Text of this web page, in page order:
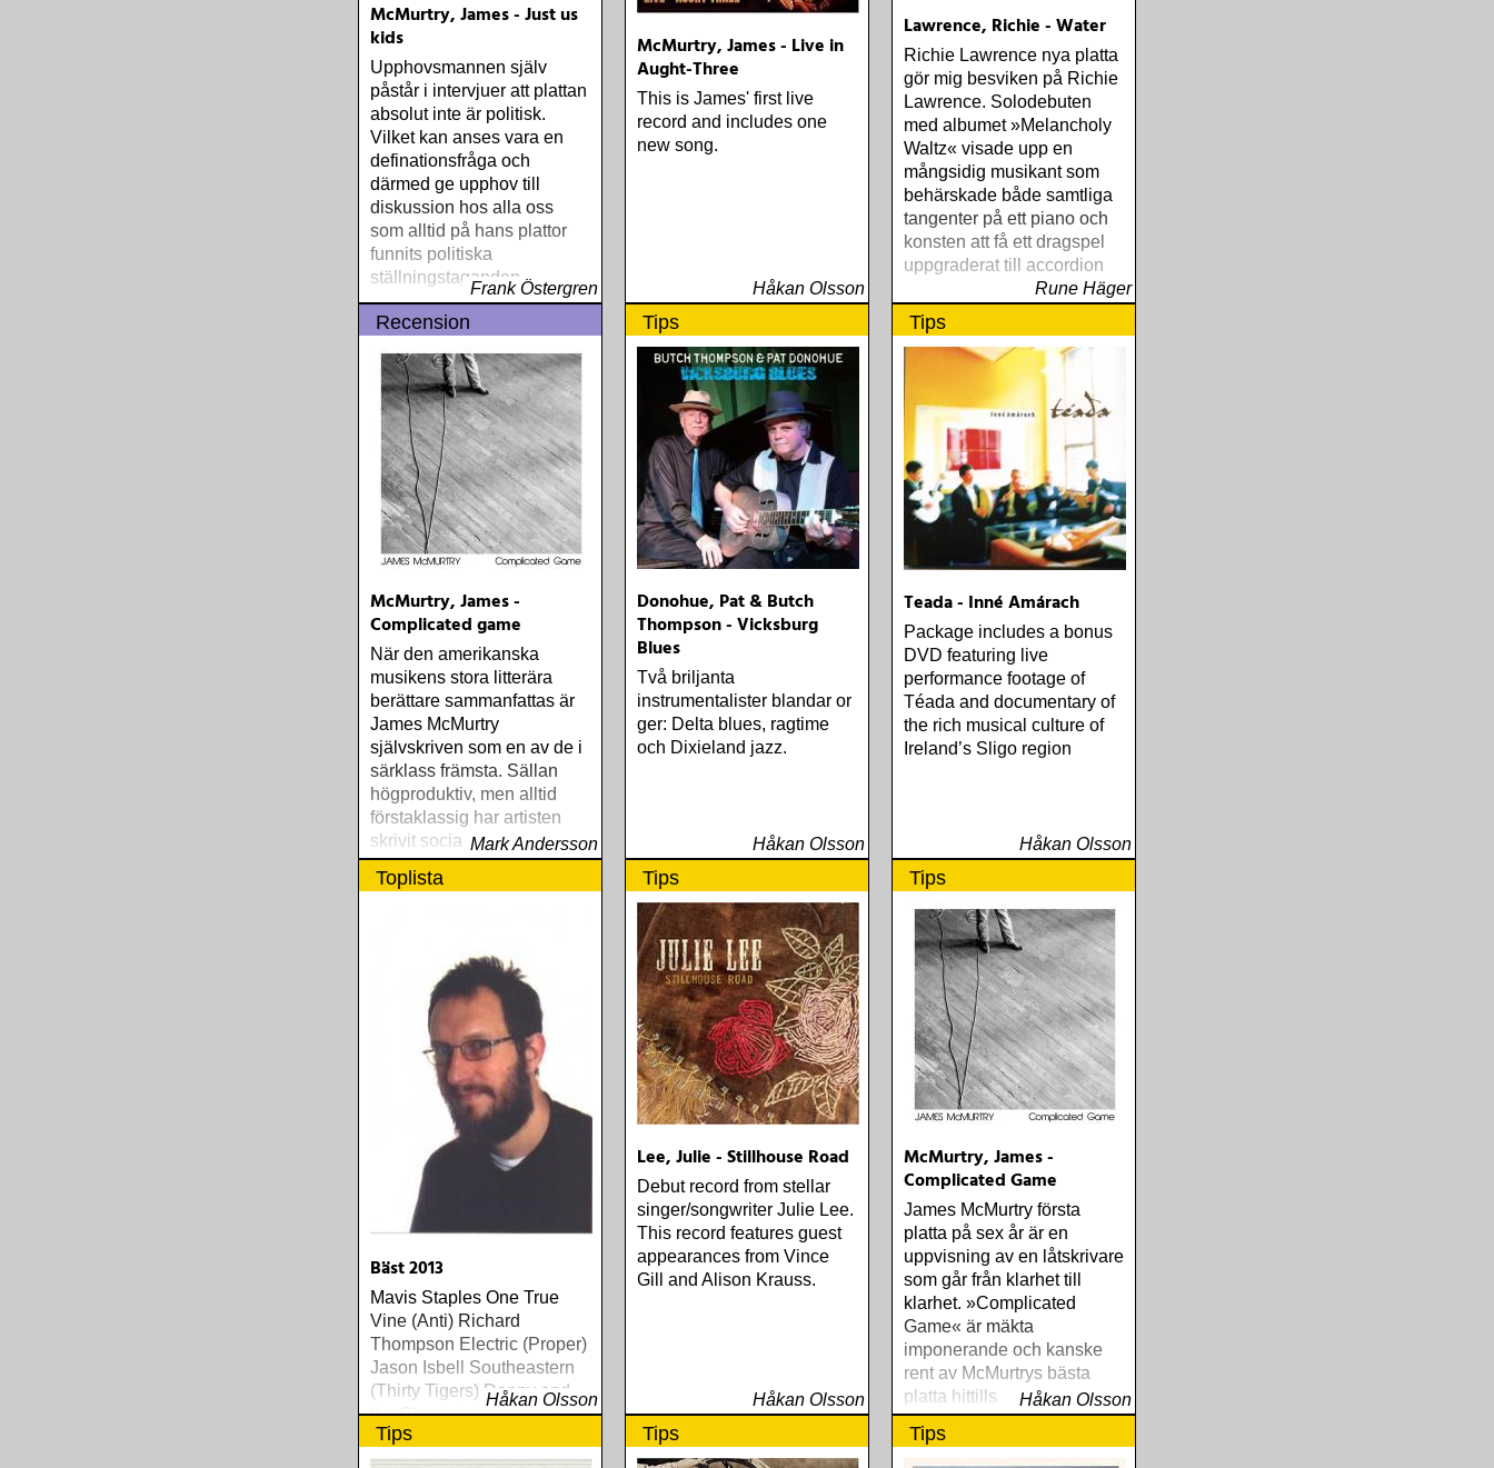
McMurtry, James - Just us
kids
Upphovsmannen själv
påstår i intervjuer att plattan
absolut inte är politisk.
Vilket kan anses vara en
definationsfråga och
därmed ge upphov till
diskussion hos alla oss
som alltid på hans plattor
funnits politiska
ställningstaganden
Frank Östergren
McMurtry, James - Live in
Aught-Three
This is James' first live
record and includes one
new song.
Håkan Olsson
Lawrence, Richie - Water
Richie Lawrence nya platta
gör mig besviken på Richie
Lawrence. Solodebuten
med albumet »Melancholy
Waltz« visade upp en
mångsidig musikant som
behärskade både samtliga
tangenter på ett piano och
konsten att få ett dragspel
uppgraderat till accordion
Rune Häger
Recension
McMurtry, James -
Complicated game
När den amerikanska
musikens stora litterära
berättare sammanfattas är
James McMurtry
självskriven som en av de i
särklass främsta. Sällan
högproduktiv, men alltid
förstaklassig har artisten
skrivit socialrealistisk och
storartat formulerad musik i
snart tre decennier
Mark Andersson
Tips
Donohue, Pat & Butch
Thompson - Vicksburg
Blues
Två briljanta
instrumentalister blandar or
ger: Delta blues, ragtime
och Dixieland jazz.
Håkan Olsson
Tips
Teada - Inné Amárach
Package includes a bonus
DVD featuring live
performance footage of
Téada and documentary of
the rich musical culture of
Ireland’s Sligo region
Håkan Olsson
Toplista
Bäst 2013
Mavis Staples One True
Vine (Anti) Richard
Thompson Electric (Proper)
Jason Isbell Southeastern
(Thirty Tigers) Danny and
the Champions of the World
Stay True (Loose) Slow Fox
Just Like the Birds (Rootsy)
Håkan Olsson
Tips
Lee, Julie - Stillhouse Road
Debut record from stellar
singer/songwriter Julie Lee.
This record features guest
appearances from Vince
Gill and Alison Krauss.
Håkan Olsson
Tips
McMurtry, James -
Complicated Game
James McMurtry första
platta på sex år är en
uppvisning av en låtskrivare
som går från klarhet till
klarhet. »Complicated
Game« är mäkta
imponerande och kanske
rent av McMurtrys bästa
platta hittills
Håkan Olsson
Tips Tips Tips